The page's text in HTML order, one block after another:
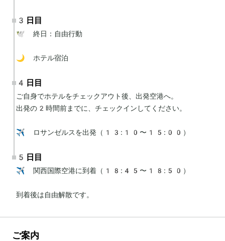
3日目
🕊 終日：自由行動
🌙 ホテル宿泊
4日目
ご自身でホテルをチェックアウト後、出発空港へ。
出発の2時間前までに、チェックインしてください。
✈️ ロサンゼルスを出発（13:10〜15:00）
5日目
✈️ 関西国際空港に到着（18:45〜18:50）
到着後は自由解散です。
ご案内